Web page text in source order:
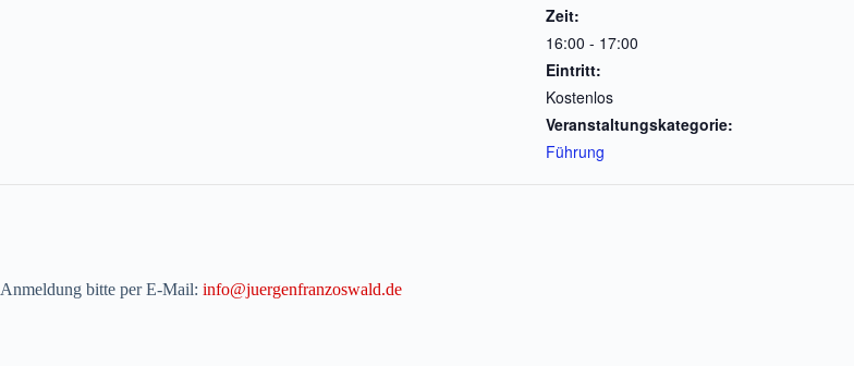
Zeit:
16:00 - 17:00
Eintritt:
Kostenlos
Veranstaltungskategorie:
Führung
Anmeldung bitte per E-Mail: info@juergenfranzoswald.de